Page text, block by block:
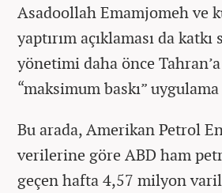
Asadoollah Emamjomeh ve
yaptırım açıklaması da
yönetimi daha önce
“maksimum baskı”
Bu arada, Amerikan Petrol
verilerine göre ABD ham
geçen hafta 4,57 milyon varil